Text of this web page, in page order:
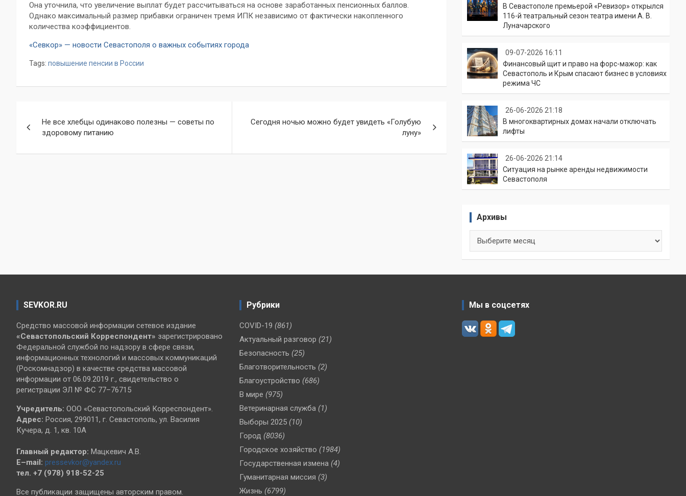
Она уточнила, что увеличение выплат будет рассчитываться на основе заработанных пенсионных баллов.
Однако максимальный размер прибавки ограничен тремя ИПК независимо от фактически накопленного
количества коэффициентов.
«Севкор» — новости Севастополя о важных событиях города
Tags: повышение пенсии в России
по
записям
Не все хлебцы одинаково полезны — советы по
здоровому питанию
Сегодня ночью можно будет увидеть «Голубую
луну»
В Севастополе премьерой «Ревизор» открылся
116-й театральный сезон театра имени А. В.
Луначарского
09-07-2026 16:11
Финансовый щит и право на форс-мажор: как
Севастополь и Крым спасают бизнес в условиях
режима ЧС
26-06-2026 21:18
В многоквартирных домах начали отключать
лифты
26-06-2026 21:14
Ситуация на рынке аренды недвижимости
Севастополя
Архивы
SEVKOR.RU
Средство массовой информации сетевое издание
«Севастопольский Корреспондент» зарегистрировано
Федеральной службой по надзору в сфере связи,
информационных технологий и массовых коммуникаций
(Роскомнадзор) в качестве средства массовой
информации от 06.09.2019 г., свидетельство о
регистрации ЭЛ № ФС 77–76715
Учредитель: ООО «Севастопольский Корреспондент».
Адрес: Россия, 299011, г. Севастополь, ул. Василия
Кучера, д. 1, кв. 10А
Главный редактор: Мацкевич А.В.
E–mail: pressevkor@yandex.ru
тел. +7 (978) 918-52-25
Все публикации защищены авторским правом.
Рубрики
COVID-19 (861)
Актуальный разговор (21)
Безопасность (25)
Благотворительность (2)
Благоустройство (686)
В мире (975)
Ветеринарная служба (1)
Выборы 2025 (10)
Город (8036)
Городское хозяйство (1984)
Государственная измена (4)
Гуманитарная миссия (3)
Жизнь (6799)
Мы в соцсетях